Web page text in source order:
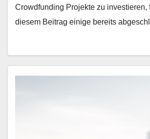
Crowdfunding Projekte zu investieren,
diesem Beitrag einige bereits